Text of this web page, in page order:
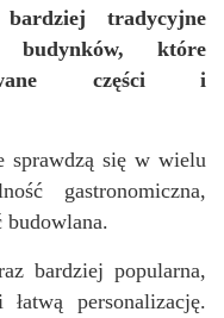
tradycyjne
które
części i
sprawdzą się w wielu
gastronomiczna,
budowlana.
bardziej popularna,
personalizację.